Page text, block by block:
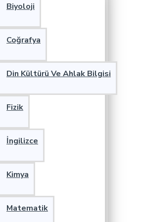
Biyoloji
Coğrafya
Din Kültürü Ve Ahlak Bilgisi
Fizik
İngilizce
Kimya
Matematik